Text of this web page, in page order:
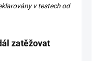
v testech od
zatěžovat